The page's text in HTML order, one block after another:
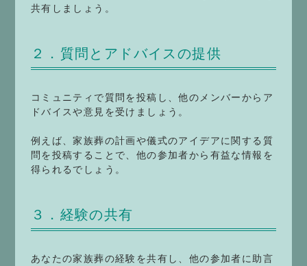
共有しましょう。
２．質問とアドバイスの提供
コミュニティで質問を投稿し、他のメンバーからア
ドバイスや意見を受けましょう。
例えば、家族葬の計画や儀式のアイデアに関する質
問を投稿することで、他の参加者から有益な情報を
得られるでしょう。
３．経験の共有
あなたの家族葬の経験を共有し、他の参加者に助言